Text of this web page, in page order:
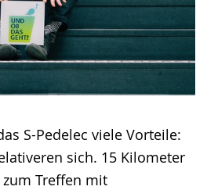
S-Pedelec viele Vorteile:
sich. 15 Kilometer
Treffen mit